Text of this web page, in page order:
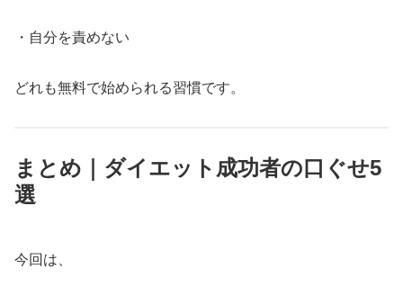
・自分を責めない
どれも無料で始められる習慣です。
まとめ｜ダイエット成功者の口ぐせ5
選
今回は、